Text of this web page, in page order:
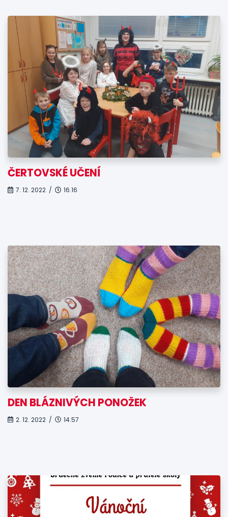
ČERTOVSKÉ UČENÍ
7. 12. 2022 / 16.16
DEN BLÁZNIVÝCH PONOŽEK
2. 12. 2022 / 14.57